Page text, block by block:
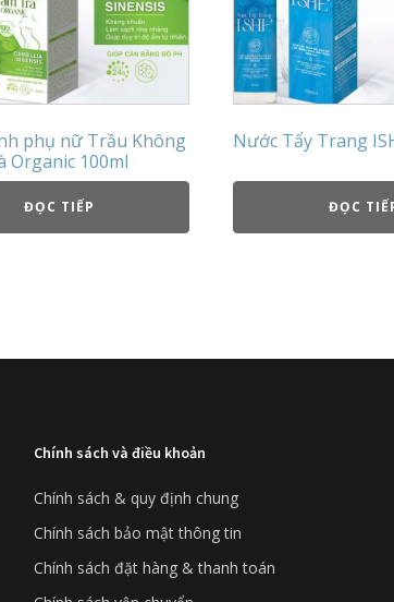
phụ nữ Trầu Không
Organic 100ml
ĐỌC TIẾP
Nước Tẩy Trang
ĐỌC
Chính sách và điều khoản
Chính sách & quy định chung
Chính sách bảo mật thông tin
Chính sách đặt hàng & thanh toán